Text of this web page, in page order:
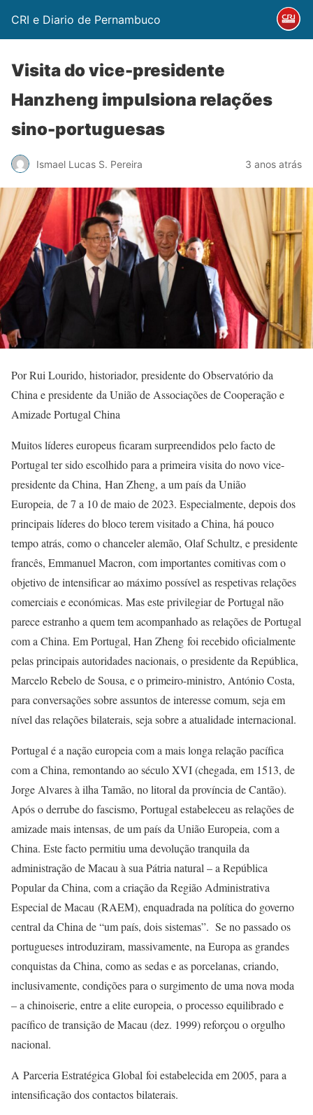
CRI e Diario de Pernambuco
Visita do vice-presidente
Hanzheng impulsiona relações
sino-portuguesas
Ismael Lucas S. Pereira 3 anos atrás
Por Rui Lourido, historiador, presidente do Observatório da
China e presidente da União de Associações de Cooperação e
Amizade Portugal China
Muitos líderes europeus ficaram surpreendidos pelo facto de
Portugal ter sido escolhido para a primeira visita do novo vice-
presidente da China, Han Zheng, a um país da União
Europeia, de 7 a 10 de maio de 2023. Especialmente, depois dos
principais líderes do bloco terem visitado a China, há pouco
tempo atrás, como o chanceler alemão, Olaf Schultz, e presidente
francês, Emmanuel Macron, com importantes comitivas com o
objetivo de intensificar ao máximo possível as respetivas relações
comerciais e económicas. Mas este privilegiar de Portugal não
parece estranho a quem tem acompanhado as relações de Portugal
com a China. Em Portugal, Han Zheng foi recebido oficialmente
pelas principais autoridades nacionais, o presidente da República,
Marcelo Rebelo de Sousa, e o primeiro-ministro, António Costa,
para conversações sobre assuntos de interesse comum, seja em
nível das relações bilaterais, seja sobre a atualidade internacional.
Portugal é a nação europeia com a mais longa relação pacífica
com a China, remontando ao século XVI (chegada, em 1513, de
Jorge Alvares à ilha Tamão, no litoral da província de Cantão).
Após o derrube do fascismo, Portugal estabeleceu as relações de
amizade mais intensas, de um país da União Europeia, com a
China. Este facto permitiu uma devolução tranquila da
administração de Macau à sua Pátria natural – a República
Popular da China, com a criação da Região Administrativa
Especial de Macau (RAEM), enquadrada na política do governo
central da China de “um país, dois sistemas”. Se no passado os
portugueses introduziram, massivamente, na Europa as grandes
conquistas da China, como as sedas e as porcelanas, criando,
inclusivamente, condições para o surgimento de uma nova moda
– a chinoiserie, entre a elite europeia, o processo equilibrado e
pacífico de transição de Macau (dez. 1999) reforçou o orgulho
nacional.
A Parceria Estratégica Global foi estabelecida em 2005, para a
intensificação dos contactos bilaterais.